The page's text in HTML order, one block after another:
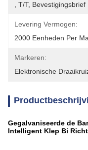
, T/T, Bevestigingsbrief
Levering Vermogen:
2000 Eenheden Per
Markeren:
Elektronische
Gegalvaniseerde de
Intelligent Klep Bi